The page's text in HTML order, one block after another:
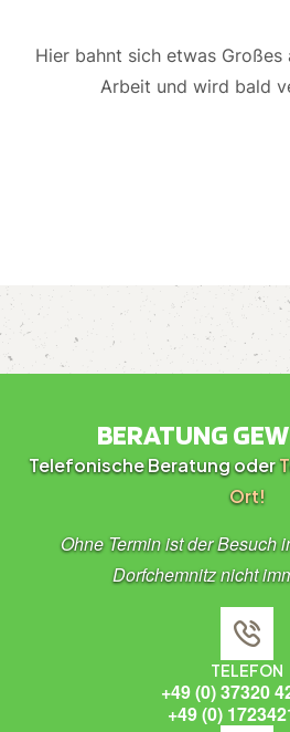
Hier bahnt sich etwas Großes
Arbeit und wird bald
BERATUNG
Telefonische Beratung oder
Ort!
Ohne Termin ist der Besuch
Dorfchemnitz nicht
TELEFON
+49 (0) 37320
+49 (0)